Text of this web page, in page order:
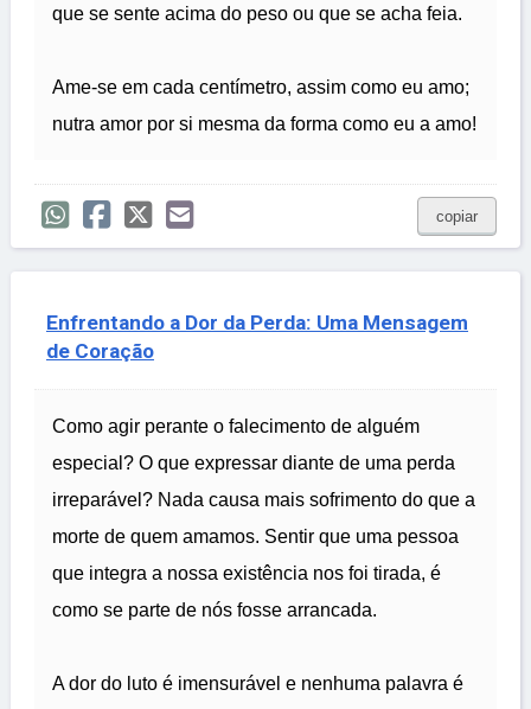
que se sente acima do peso ou que se acha feia.
Ame-se em cada centímetro, assim como eu amo;
nutra amor por si mesma da forma como eu a amo!
copiar
Enfrentando a Dor da Perda: Uma Mensagem
de Coração
Como agir perante o falecimento de alguém
especial? O que expressar diante de uma perda
irreparável? Nada causa mais sofrimento do que a
morte de quem amamos. Sentir que uma pessoa
que integra a nossa existência nos foi tirada, é
como se parte de nós fosse arrancada.
A dor do luto é imensurável e nenhuma palavra é